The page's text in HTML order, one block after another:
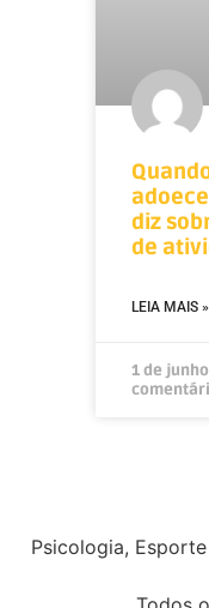
diz
de
LEIA MAIS »
1 de
Psicologia,